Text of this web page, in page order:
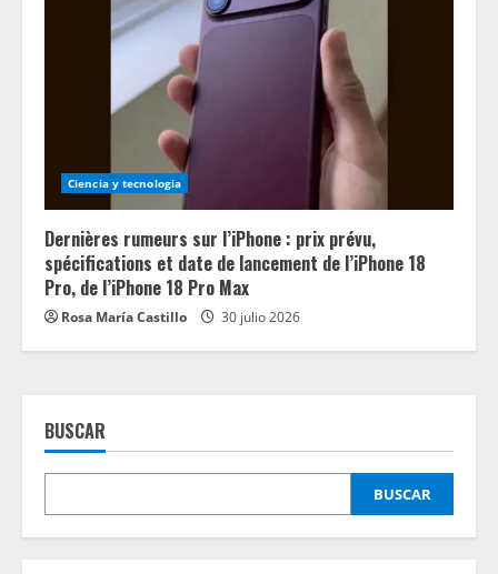
Ciencia y tecnologia
Dernières rumeurs sur l’iPhone : prix prévu,
spécifications et date de lancement de l’iPhone 18
Pro, de l’iPhone 18 Pro Max
Rosa María Castillo 30 julio 2026
BUSCAR
BUSCAR